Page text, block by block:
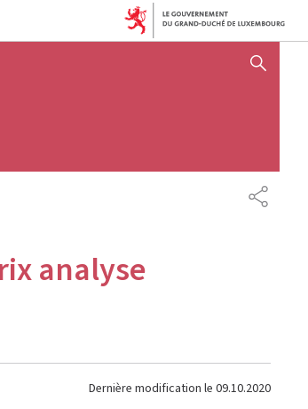
AFFICHER / MASQUER
analyse
Dernière modification le 09.10.2020